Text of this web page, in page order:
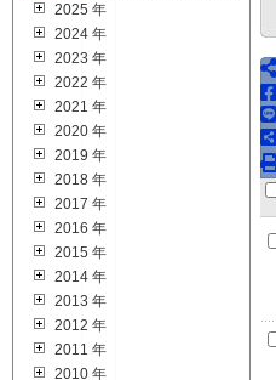
2025 年
2024 年
2023 年
2022 年
2021 年
2020 年
2019 年
2018 年
2017 年
2016 年
2015 年
2014 年
2013 年
2012 年
2011 年
2010 年